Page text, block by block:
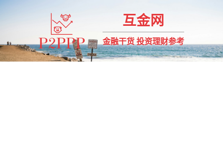
互金网
金融干货 投资理财参考